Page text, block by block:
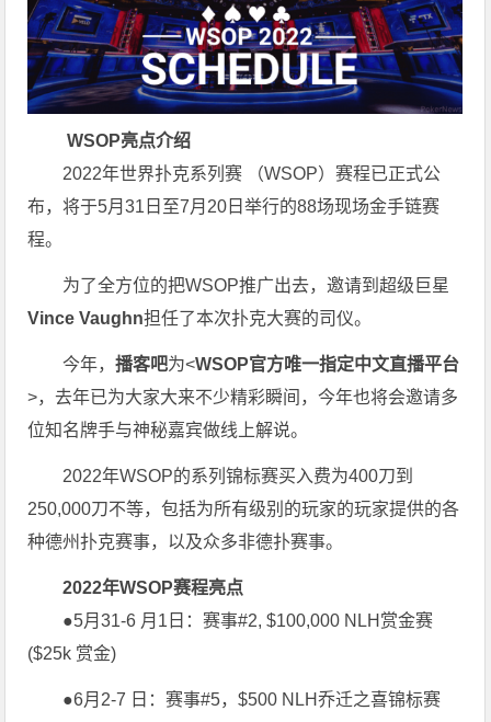
WSOP亮点介绍
2022年世界扑克系列赛 （WSOP）赛程已正式公
布，将于5月31日至7月20日举行的88场现场金手链赛
程。
为了全方位的把WSOP推广出去，邀请到超级巨星
Vince Vaughn担任了本次扑克大赛的司仪。
今年，播客吧为<WSOP官方唯一指定中文直播平台
>，去年已为大家大来不少精彩瞬间，今年也将会邀请多
位知名牌手与神秘嘉宾做线上解说。
2022年WSOP的系列锦标赛买入费为400刀到
250,000刀不等，包括为所有级别的玩家的玩家提供的各
种德州扑克赛事，以及众多非德扑赛事。
2022年WSOP赛程亮点
●5月31-6 月1日：赛事#2, $100,000 NLH赏金赛
($25k 赏金)
●6月2-7 日：赛事#5，$500 NLH乔迁之喜锦标赛